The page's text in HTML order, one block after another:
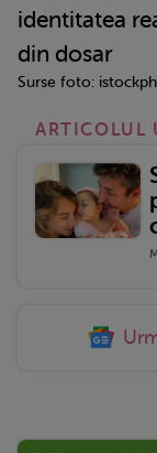
identitatea
din dosar
Surse foto:
ARTICOLUL